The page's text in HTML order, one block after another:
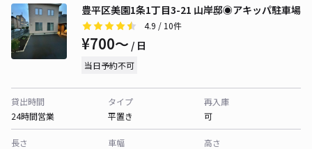
豊平区美園1条1丁目3-21 山岸邸◉アキッパ駐車場
4.9 / 10件
¥700〜 / 日
当日予約不可
貸出時間
24時間営業
タイプ
平置き
再入庫
可
長さ
車幅
高さ